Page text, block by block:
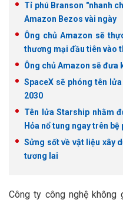
Tỉ phú Branson "nhanh
Amazon Bezos vài ngày
Ông chủ Amazon sẽ
thương mại đầu tiên vào
Ông chủ Amazon sẽ đưa
SpaceX sẽ phóng tên
2030
Tên lửa Starship nhằm
Hỏa nổ tung ngay trên bệ
Sửng sốt về vật liệu xây
tương lai
Công ty công nghệ